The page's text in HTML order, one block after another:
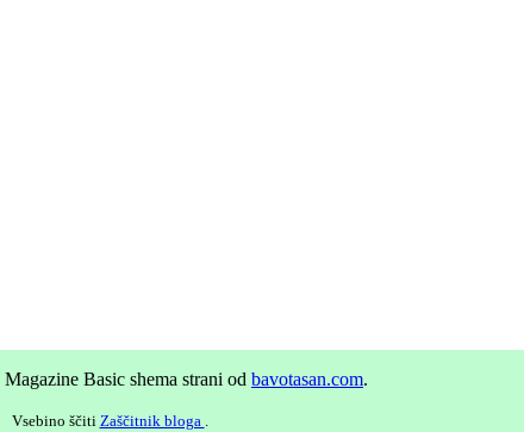
Magazine Basic shema strani od bavotasan.com.
Vsebino ščiti Zaščitnik bloga .